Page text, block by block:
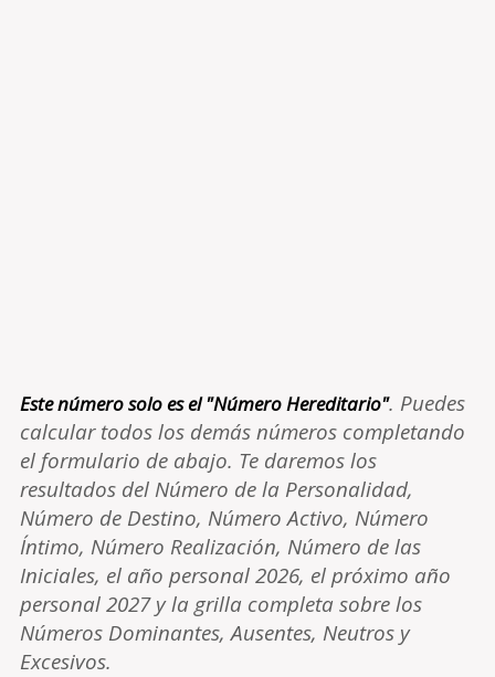
Este número solo es el "Número Hereditario". Puedes
calcular todos los demás números completando
el formulario de abajo. Te daremos los
resultados del Número de la Personalidad,
Número de Destino, Número Activo, Número
Íntimo, Número Realización, Número de las
Iniciales, el año personal 2026, el próximo año
personal 2027 y la grilla completa sobre los
Números Dominantes, Ausentes, Neutros y
Excesivos.